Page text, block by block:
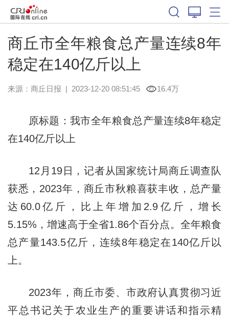
商丘市全年粮食总产量连续8年
稳定在140亿斤以上
来源： 商丘日报 | 2023-12-20 08:51:45 16.4万
原标题：我市全年粮食总产量连续8年稳定
在140亿斤以上
12月19日，记者从国家统计局商丘调查队
获悉，2023年，商丘市秋粮喜获丰收，总产量
达60.0亿斤，比上年增加2.9亿斤，增长
5.15%，增速高于全省1.86个百分点。全年粮食
总产量143.5亿斤，连续8年稳定在140亿斤以
上。
2023年，商丘市委、市政府认真贯彻习近
平总书记关于农业生产的重要讲话和指示精